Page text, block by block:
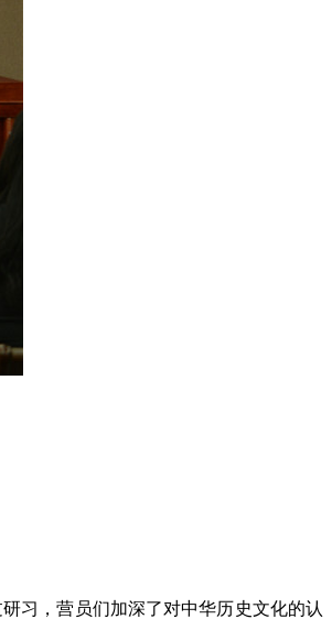
习，营员们加深了对中华历史文化的认